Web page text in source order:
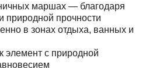
маршах — благодаря
природной прочности
в зонах отдыха, ванных и
элемент с природной